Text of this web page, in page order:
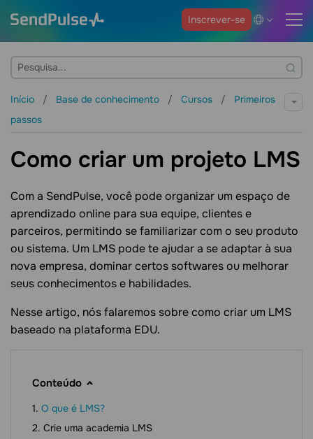
Inscrever-se
Início Base de conhecimento Cursos
Primeiros
passos
Como criar um projeto LMS
Com a SendPulse, você pode organizar um espaço de
aprendizado online para sua equipe, clientes e
parceiros, permitindo se familiarizar com o seu produto
ou sistema. Um LMS pode te ajudar a se adaptar à sua
nova empresa, dominar certos softwares ou melhorar
seus conhecimentos e habilidades.
Nesse artigo, nós falaremos sobre como criar um LMS
baseado na plataforma EDU.
Conteúdo
O que é LMS?
Crie uma academia LMS